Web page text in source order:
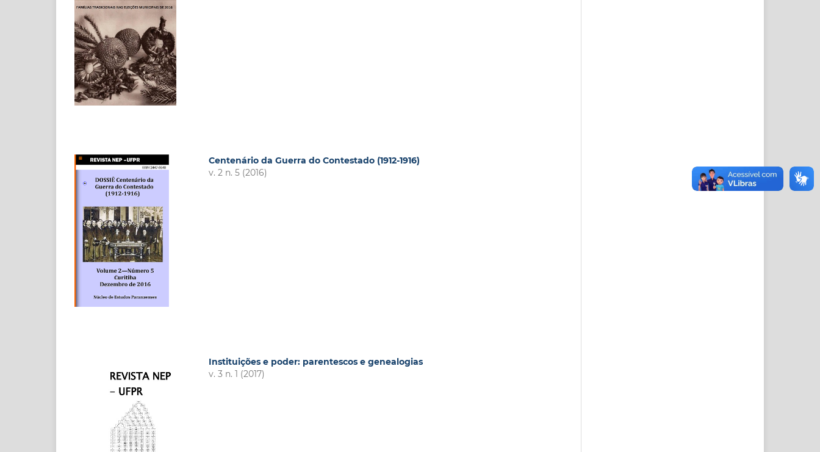
Centenário da Guerra do Contestado (1912-1916)
v. 2 n. 5 (2016)
Instituições e poder: parentescos e genealogias
v. 3 n. 1 (2017)